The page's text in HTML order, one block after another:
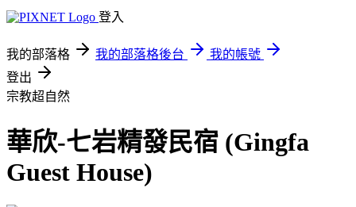
登入
我的部落格 我的部落格後台
我的帳號
登出
宗教超自然
華欣-七岩精發民宿 (Gingfa
Guest House)